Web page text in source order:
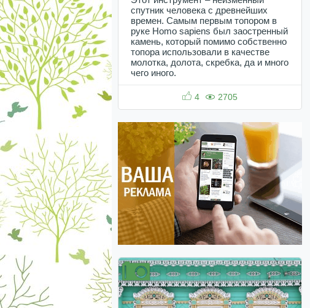
спутник человека с древнейших
времен. Самым первым топором в
руке Homo sapiens был заостренный
камень, который помимо собственно
топора использовали в качестве
молотка, долота, скребка, да и много
чего иного.
4 2705